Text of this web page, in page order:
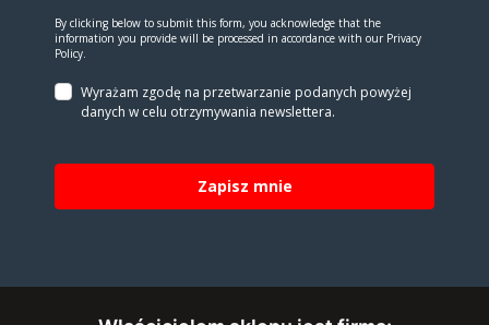
By clicking below to submit this form, you acknowledge that the
information you provide will be processed in accordance with our Privacy
Policy.
Wyrażam zgodę na prze­twa­rza­nie po­da­nych powyżej
danych w celu otrzy­my­wa­nia new­slet­tera.
Zapisz mnie